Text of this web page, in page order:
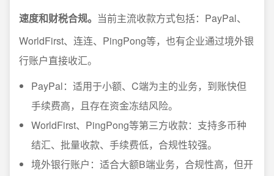
速度和财税合规。 当前主流收款方式包括：PayPal、
WorldFirst、连连、PingPong等，也有企业通过境外银
行账户直接收汇。
PayPal：适用于小额、C端为主的业务，到账快但
手续费高，且存在资金冻结风险。
WorldFirst、PingPong等第三方收款：支持多币种
结汇、批量收款、手续费低，合规性较强。
境外银行账户：适合大额B端业务，合规性高，但开